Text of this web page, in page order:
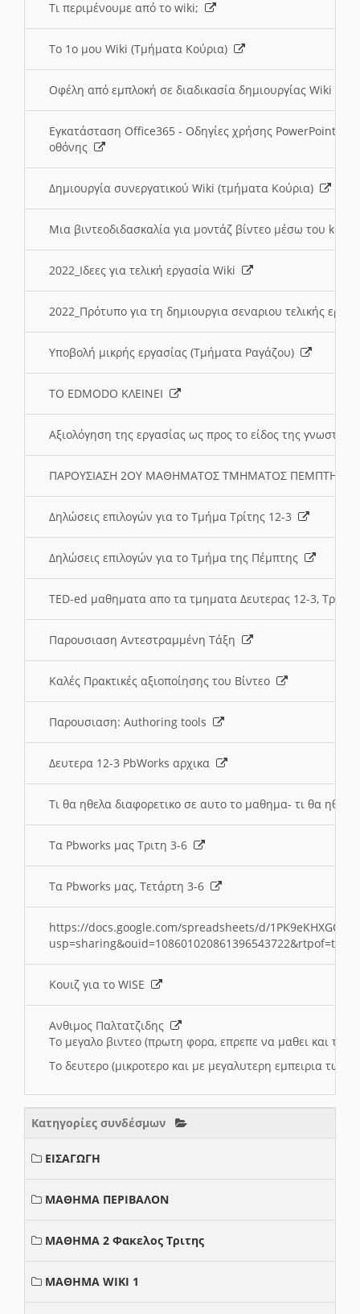
Τι περιμένουμε από το wiki;
Το 1ο μου Wiki (Τμήματα Κούρια)
Οφέλη από εμπλοκή σε διαδικασία δημιουργίας Wiki
Εγκατάσταση Office365 - Οδηγίες χρήσης PowerPoint
οθόνης
Δημιουργία συνεργατικού Wiki (τμήματα Κούρια)
Μια βιντεοδιδασκαλία για μοντάζ βίντεο μέσω του
2022_Ιδεες για τελική εργασία Wiki
2022_Πρότυπο για τη δημιουργια σεναριου τελικής
Υποβολή μικρής εργασίας (Τμήματα Ραγάζου)
ΤΟ EDMODO ΚΛΕΙΝΕΙ
Αξιολόγηση της εργασίας ως προς το είδος της
ΠΑΡΟΥΣΙΑΣΗ 2ΟΥ ΜΑΘΗΜΑΤΟΣ ΤΜΗΜΑΤΟΣ
Δηλώσεις επιλογών για το Τμήμα Τρίτης 12-3
Δηλώσεις επιλογών για το Τμήμα της Πέμπτης
TED-ed μαθηματα απο τα τμηματα Δευτερας 12-3,
Παρουσιαση Αντεστραμμένη Τάξη
Καλές Πρακτικές αξιοποίησης του Βίντεο
Παρουσιαση: Authoring tools
Δευτερα 12-3 PbWorks αρχικα
Τι θα ηθελα διαφορετικο σε αυτο το μαθημα- τι θα
Τα Pbworks μας Τριτη 3-6
Τα Pbworks μας, Τετάρτη 3-6
https://docs.google.com/spreadsheets/d/
Κουιζ για το WISE
Ανθιμος Παλτατζιδης
Το μεγαλο βιντεο (πρωτη φορα, επρεπε να μαθει και το
Το δευτερο (μικροτερο και με μεγαλυτερη εμπειρια
Κατηγορίες συνδέσμων
ΕΙΣΑΓΩΓΗ
ΜΑΘΗΜΑ ΠΕΡΙΒΑΛΟΝ
ΜΑΘΗΜΑ 2 Φακελος Τριτης
ΜΑΘΗΜΑ WIKI 1